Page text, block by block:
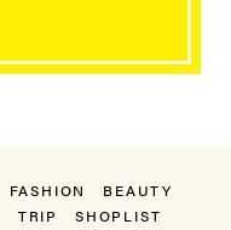
FASHION
BEAUTY
TRIP SHOPLIST